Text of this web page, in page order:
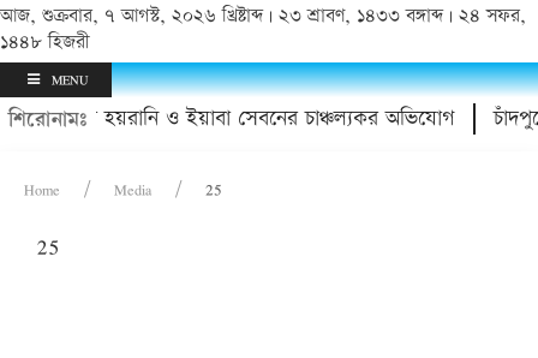
আজ, শুক্রবার, ৭ আগস্ট, ২০২৬ খ্রিষ্টাব্দ | ২৩ শ্রাবণ, ১৪৩৩ বঙ্গাব্দ | ২৪ সফর,
১৪৪৮ হিজরী
MENU
শিরোনামঃ
ডাক্তারের হয়রানি ও ইয়াবা সেবনের চাঞ্চল্যকর অভিযোগ
Home Media 25
25